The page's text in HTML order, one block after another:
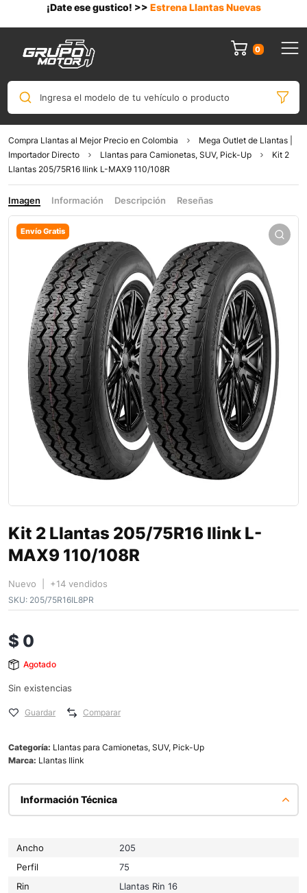
¡Date ese gustico! >> Estrena Llantas Nuevas
0
Ingresa el modelo de tu vehículo o producto
Compra Llantas al Mejor Precio en Colombia
Mega Outlet de Llantas |
Importador Directo
Llantas para Camionetas, SUV, Pick-Up
Kit 2
Llantas 205/75R16 Ilink L-MAX9 110/108R
Imagen Información Descripción Reseñas
Envío Gratis
Kit 2 Llantas 205/75R16 Ilink L-
MAX9 110/108R
Nuevo | +14 vendidos
SKU: 205/75R16IL8PR
$ 0
Agotado
Sin existencias
Guardar Comparar
Categoría: Llantas para Camionetas, SUV, Pick-Up
Marca: Llantas Ilink
Información Técnica
Ancho
205
Perfil
75
Rin
Llantas Rin 16